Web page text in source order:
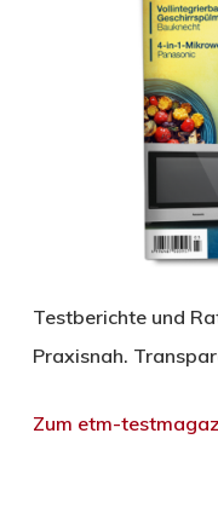
Testberichte und
Praxisnah.
Zum etm-